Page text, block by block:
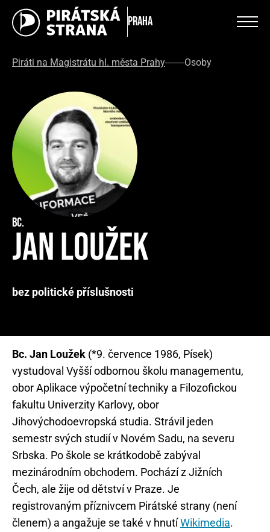
Praha
Piráti na Magistrátu hl. města Prahy Osoby
Bc.
Jan Loužek
bez politické příslušnosti
Bc. Jan Loužek (*9. července 1986, Písek)
vystudoval Vyšší odbornou školu managementu,
obor Aplikace výpočetní techniky a Filozofickou
fakultu Univerzity Karlovy, obor
Jihovýchodoevropská studia. Strávil jeden
semestr svých studií v Novém Sadu, na severu
Srbska. Po škole se krátkodobě zabýval
mezinárodním obchodem. Pochází z Jižních
Čech, ale žije od dětství v Praze. Je
registrovaným příznivcem Pirátské strany (není
členem) a angažuje se také v hnutíWikimedia.